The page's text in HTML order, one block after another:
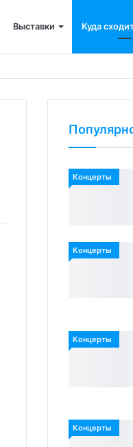
Выставки Куда
Концерты
Концерты
Концерты
Концерты